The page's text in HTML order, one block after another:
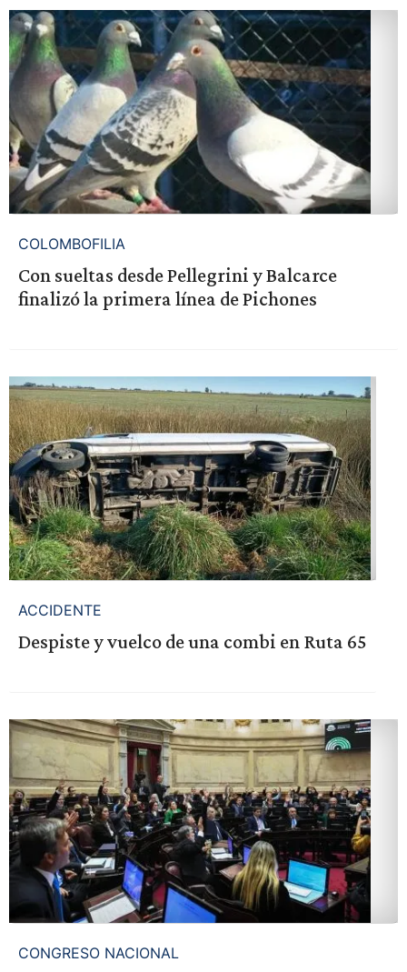
COLOMBOFILIA
Con sueltas desde Pellegrini y Balcarce
finalizó la primera línea de Pichones
ACCIDENTE
Despiste y vuelco de una combi en Ruta 65
CONGRESO NACIONAL